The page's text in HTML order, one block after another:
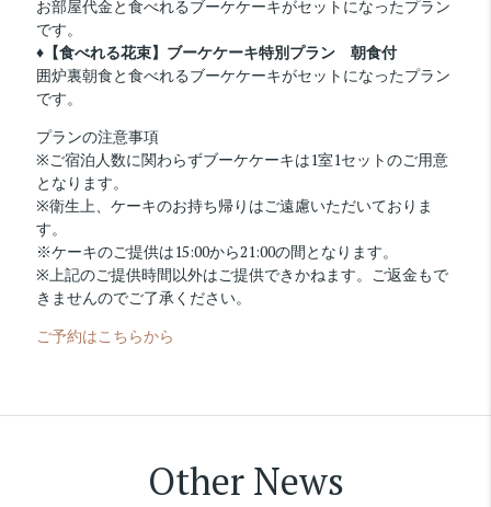
お部屋代金と食べれるブーケケーキがセットになったプラン
です。
♦【食べれる花束】ブーケケーキ特別プラン 朝食付
囲炉裏朝食と食べれるブーケケーキがセットになったプラン
です。
プランの注意事項
※ご宿泊人数に関わらずブーケケーキは1室1セットのご用意
となります。
※衛生上、ケーキのお持ち帰りはご遠慮いただいておりま
す。
※ケーキのご提供は15:00から21:00の間となります。
※上記のご提供時間以外はご提供できかねます。ご返金もで
きませんのでご了承ください。
ご予約はこちらから
Other News